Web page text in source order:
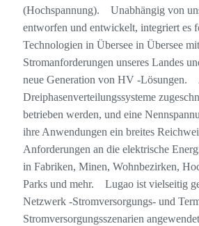
(Hochspannung). Unabhängig von
entworfen und entwickelt, integriert es
Technologien in Übersee in Übersee
Stromanforderungen unseres Landes
neue Generation von HV -Lösungen.
Dreiphasenverteilungssysteme
betrieben werden, und eine
ihre Anwendungen ein breites
Anforderungen an die elektrische
in Fabriken, Minen, Wohnbezirken,
Parks und mehr. Lugao ist vielseitig
Netzwerk -Stromversorgungs- und
Stromversorgungsszenarien